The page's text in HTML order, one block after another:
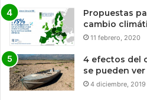
Propuestas
cambio
11 febrero, 2020
4 efectos del
se pueden
4 diciembre, 2019